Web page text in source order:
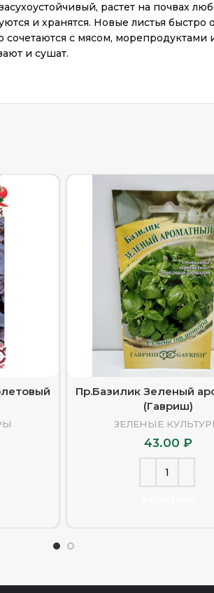
растет на почвах
и хранятся. Новые листья
с мясом,
и сушат.
Пр.Базилик Зеленый
(Гавриш)
ЗЕЛЕНЫЕ
43.00 ₽